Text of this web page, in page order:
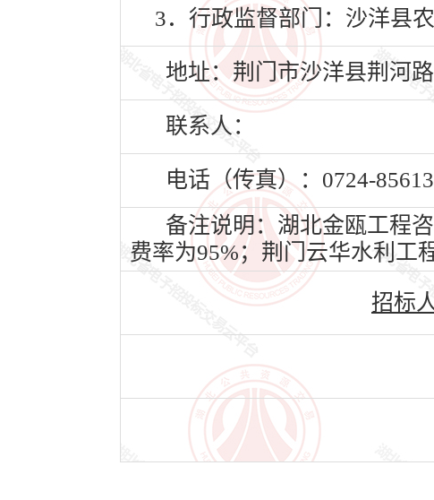
3．行政监督部门：沙洋县
地址：荆门市沙洋县荆河
联系人：
电话（传真）：0724-
备注说明：湖北金瓯工程
费率为95%；荆门云华水利工
招标